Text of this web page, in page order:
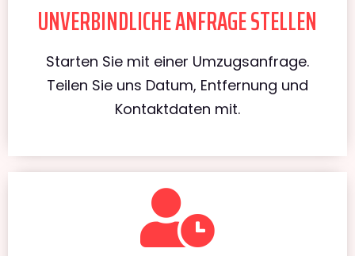
UNVERBINDLICHE ANFRAGE STELLEN
Starten Sie mit einer Umzugsanfrage.
Teilen Sie uns Datum, Entfernung und
Kontaktdaten mit.